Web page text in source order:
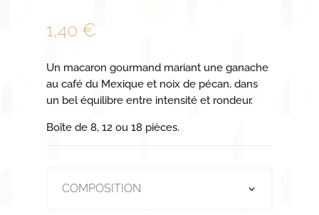
1,40 €
Un macaron gourmand mariant une ganache
au café du Mexique et noix de pécan, dans
un bel équilibre entre intensité et rondeur.
Boîte de 8, 12 ou 18 pièces.
COMPOSITION